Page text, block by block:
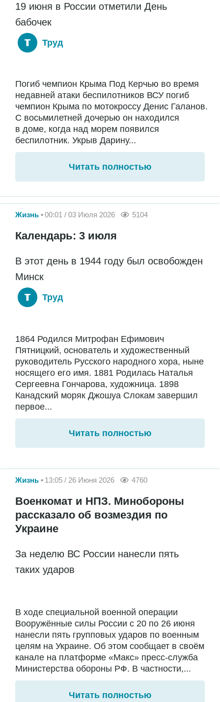
19 июня в России отметили День
бабочек
Труд
Погиб чемпион Крыма Под Керчью во время
недавней атаки беспилотников ВСУ погиб
чемпион Крыма по мотокроссу Денис Галанов.
С восьмилетней дочерью он находился
в доме, когда над морем появился
беспилотник. Укрыв Дарину...
Читать полностью
Жизнь 00:01 / 03 Июля 2026 5104
Календарь: 3 июля
В этот день в 1944 году был освобожден
Минск
Труд
1864 Родился Митрофан Ефимович
Пятницкий, основатель и художественный
руководитель Русского народного хора, ныне
носящего его имя. 1881 Родилась Наталья
Сергеевна Гончарова, художница. 1898
Канадский моряк Джошуа Слокам завершил
первое...
Читать полностью
Жизнь 13:05 / 26 Июня 2026 4760
Военкомат и НПЗ. Минобороны
рассказало об возмездия по
Украине
За неделю ВС России нанесли пять
таких ударов
В ходе специальной военной операции
Вооружённые силы России с 20 по 26 июня
нанесли пять групповых ударов по военным
целям на Украине. Об этом сообщает в своём
канале на платформе «Макс» пресс-служба
Министерства обороны РФ. В частности,...
Читать полностью